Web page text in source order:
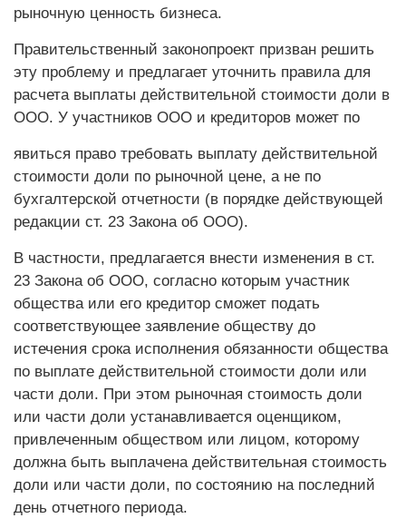
рыночную ценность бизнеса.
Правительственный законопроект призван решить
эту проблему и предлагает уточнить правила для
расчета выплаты действительной стоимости доли в
ООО. У участников ООО и кредиторов может по
явиться право требовать выплату действительной
стоимости доли по рыночной цене, а не по
бухгалтерской отчетности (в порядке действующей
редакции ст. 23 Закона об ООО).
В частности, предлагается внести изменения в ст.
23 Закона об ООО, согласно которым участник
общества или его кредитор сможет подать
соответствующее заявление обществу до
истечения срока исполнения обязанности общества
по выплате действительной стоимости доли или
части доли. При этом рыночная стоимость доли
или части доли устанавливается оценщиком,
привлеченным обществом или лицом, которому
должна быть выплачена действительная стоимость
доли или части доли, по состоянию на последний
день отчетного периода.